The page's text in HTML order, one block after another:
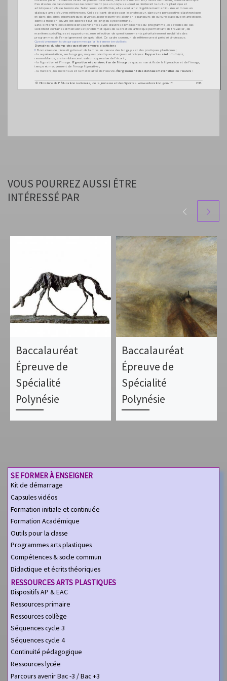
VOUS POURREZ AUSSI ÊTRE
INTÉRESSÉ PAR
Baccalauréat
Épreuve de
Spécialité
Polynésie
Baccalauréat
Épreuve de
Spécialité
Polynésie
SE FORMER À ENSEIGNER
Kit de démarrage
Capsules vidéos
Formation initiale et continuée
Formation Académique
Outils pour la classe
Programmes arts plastiques
Compétences & socle commun
Didactique et écrits théoriques
RESSOURCES ARTS PLASTIQUES
Dispositifs AP & EAC
Ressources primaire
Ressources collège
Séquences cycle 3
Séquences cycle 4
Continuité pédagogique
Ressources lycée
Parcours avenir Bac -3 / Bac +3